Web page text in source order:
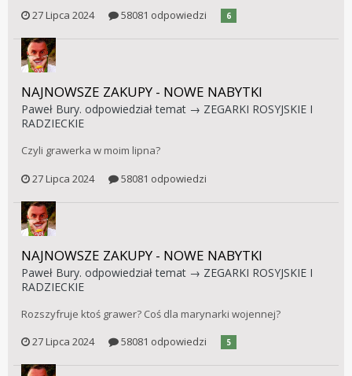
27 Lipca 2024
58081 odpowiedzi 6
NAJNOWSZE ZAKUPY - NOWE NABYTKI
Paweł Bury. odpowiedział temat → ZEGARKI ROSYJSKIE I
RADZIECKIE
Czyli grawerka w moim lipna?
27 Lipca 2024
58081 odpowiedzi
NAJNOWSZE ZAKUPY - NOWE NABYTKI
Paweł Bury. odpowiedział temat → ZEGARKI ROSYJSKIE I
RADZIECKIE
Rozszyfruje ktoś grawer? Coś dla marynarki wojennej?
27 Lipca 2024
58081 odpowiedzi 5